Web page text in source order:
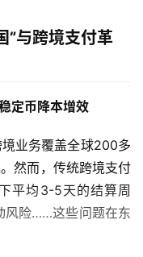
”与跨境支付革
定币降本增效​
业务覆盖全球200多
然而，传统跨境支付
平均3-5天的结算周
风险……这些问题在东